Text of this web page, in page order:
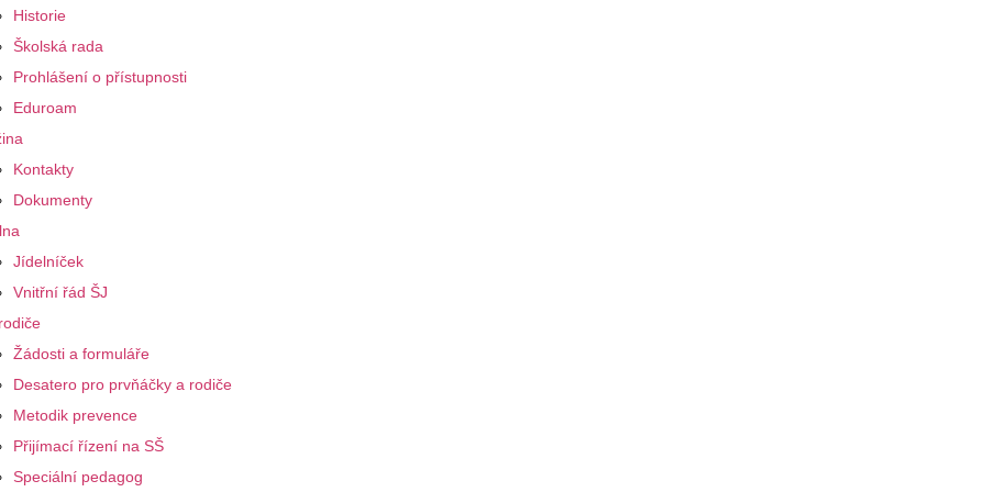
Historie
Školská rada
Prohlášení o přístupnosti
Eduroam
Kontakty
Dokumenty
Jídelníček
Vnitřní řád ŠJ
Žádosti a formuláře
Desatero pro prvňáčky a rodiče
Metodik prevence
Přijímací řízení na SŠ
Speciální pedagog